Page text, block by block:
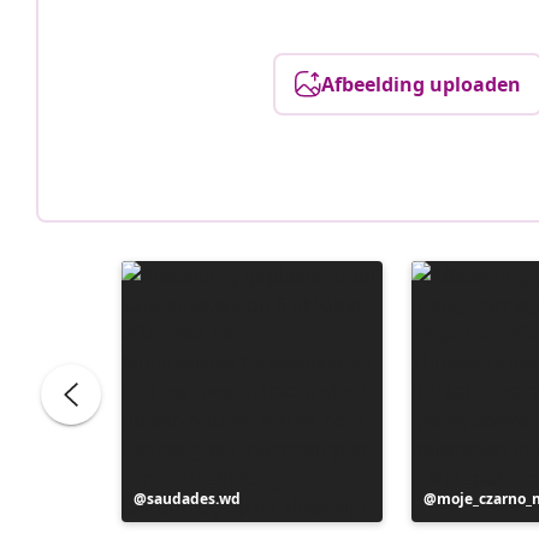
Afbeelding uploaden
Bericht
gepubliceerd
saudades.wd
Bericht
gepubliceerd